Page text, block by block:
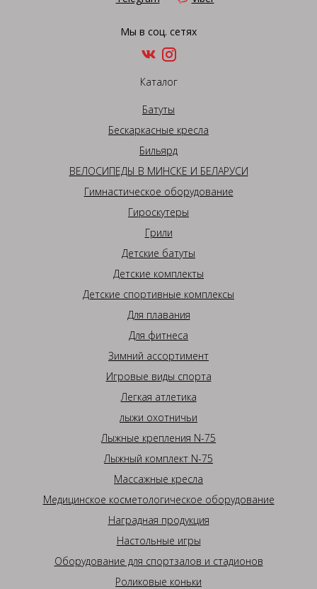
Мы в соц. сетях
Каталог
Батуты
Бескаркасные кресла
Бильярд
ВЕЛОСИПЕДЫ В МИНСКЕ И БЕЛАРУСИ
Гимнастическое оборудование
Гироскутеры
Грили
Детские батуты
Детские комплекты
Детские спортивные комплексы
Для плавания
Для фитнеса
Зимний ассортимент
Игровые виды спорта
Легкая атлетика
лыжи охотничьи
Лыжные крепления N-75
Лыжный комплект N-75
Массажные кресла
Медицинское косметологическое оборудование
Наградная продукция
Настольные игры
Оборудование для спортзалов и стадионов
Роликовые коньки